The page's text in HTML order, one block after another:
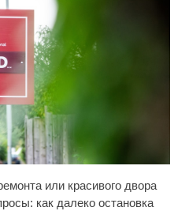
или красивого двора
как далеко остановка